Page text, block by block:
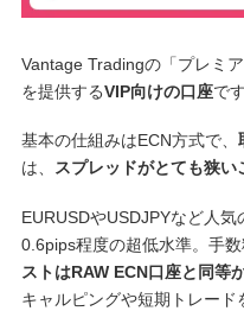
Vantage Tradingの「プレミア
を提供するVIP向けの口座です
基本の仕組みはECN方式で、
は、 スプレッドがとても狭い
EURUSDやUSDJPYなど人
0.6pips程度の超低水準。手数
ストはRAW ECN口座と同等
キャルピングや短期トレード